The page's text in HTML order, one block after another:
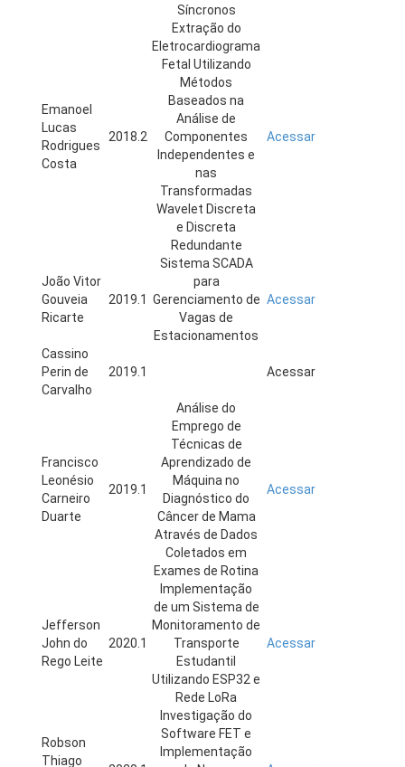
Síncronos
Emanoel
Lucas
Rodrigues
Costa
2018.2
Extração do
Eletrocardiograma
Fetal Utilizando
Métodos
Baseados na
Análise de
Componentes
Independentes e
nas
Transformadas
Wavelet Discreta
e Discreta
Redundante
Acessar
João Vitor
Gouveia
Ricarte
2019.1
Sistema SCADA
para
Gerenciamento de
Vagas de
Estacionamentos
Acessar
Cassino
Perin de
Carvalho
2019.1 Acessar
Francisco
Leonésio
Carneiro
Duarte
2019.1
Análise do
Emprego de
Técnicas de
Aprendizado de
Máquina no
Diagnóstico do
Câncer de Mama
Através de Dados
Coletados em
Exames de Rotina
Acessar
Jefferson
John do
Rego Leite
2020.1
Implementação
de um Sistema de
Monitoramento de
Transporte
Estudantil
Utilizando ESP32 e
Rede LoRa
Acessar
Robson
Thiago
Investigação do
Software FET e
Implementação